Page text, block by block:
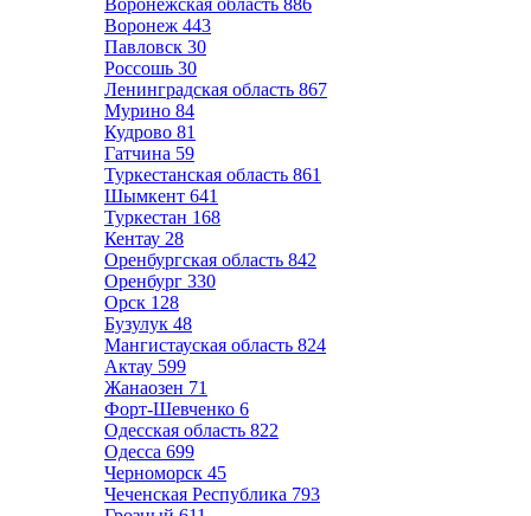
Воронежская область 886
Воронеж 443
Павловск 30
Россошь 30
Ленинградская область 867
Мурино 84
Кудрово 81
Гатчина 59
Туркестанская область 861
Шымкент 641
Туркестан 168
Кентау 28
Оренбургская область 842
Оренбург 330
Орск 128
Бузулук 48
Мангистауская область 824
Актау 599
Жанаозен 71
Форт-Шевченко 6
Одесская область 822
Одесса 699
Черноморск 45
Чеченская Республика 793